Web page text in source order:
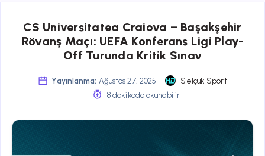
CS Universitatea Craiova – Başakşehir
Rövanş Maçı: UEFA Konferans Ligi Play-
Off Turunda Kritik Sınav
Yayınlanma: Ağustos 27, 2025
Selçuk Sport
8 dakikada okunabilir